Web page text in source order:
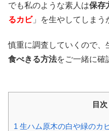
でも私のような素人は保存
るカビ」を生やしてしまう
慎重に調査していくので、
食べきる方法をご一緒に確
目次
1 生ハム原木の白や緑のカ